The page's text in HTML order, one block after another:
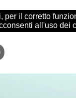
il corretto
all'uso dei